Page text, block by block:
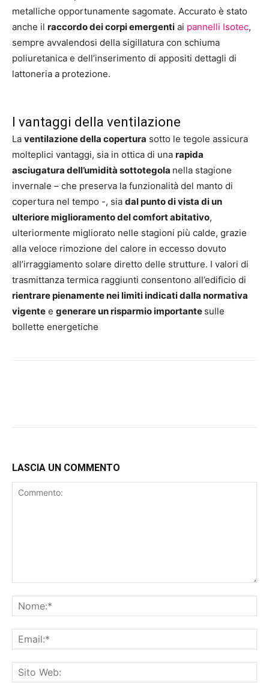
metalliche opportunamente sagomate. Accurato è stato
anche il raccordo dei corpi emergenti ai pannelli Isotec,
sempre avvalendosi della sigillatura con schiuma
poliuretanica e dell’inserimento di appositi dettagli di
lattoneria a protezione.
I vantaggi della ventilazione
La ventilazione della copertura sotto le tegole assicura
molteplici vantaggi, sia in ottica di una rapida
asciugatura dell’umidità sottotegola nella stagione
invernale – che preserva la funzionalità del manto di
copertura nel tempo -, sia dal punto di vista di un
ulteriore miglioramento del comfort abitativo,
ulteriormente migliorato nelle stagioni più calde, grazie
alla veloce rimozione del calore in eccesso dovuto
all’irraggiamento solare diretto delle strutture. I valori di
trasmittanza termica raggiunti consentono all’edificio di
rientrare pienamente nei limiti indicati dalla normativa
vigente e generare un risparmio importante sulle
bollette energetiche
LASCIA UN COMMENTO